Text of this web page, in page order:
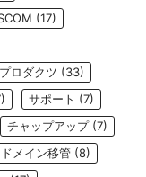
(17)
ロダクツ (33)
サポート (7)
チャップアップ(7)
ドメイン移管 (8)